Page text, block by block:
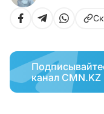
канал CMN.KZ